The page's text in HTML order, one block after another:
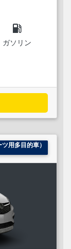
local_gas_station
ガソリン
用多目的車）